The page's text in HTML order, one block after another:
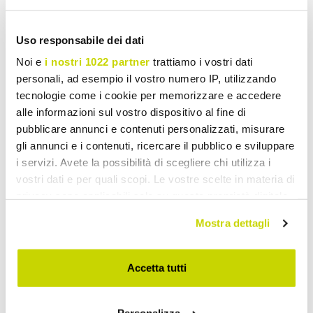
Uso responsabile dei dati
Noi e i nostri 1022 partner trattiamo i vostri dati
personali, ad esempio il vostro numero IP, utilizzando
tecnologie come i cookie per memorizzare e accedere
alle informazioni sul vostro dispositivo al fine di
pubblicare annunci e contenuti personalizzati, misurare
gli annunci e i contenuti, ricercare il pubblico e sviluppare
i servizi. Avete la possibilità di scegliere chi utilizza i
vostri dati e per quali scopi. Le vostre scelte in materia di
modificare o revocare il proprio consenso in qualsiasi
momento dalla Dichiarazione sui cookie o facendo clic
sull'icona di attivazione della privacy.
Mostra dettagli
Accetta tutti